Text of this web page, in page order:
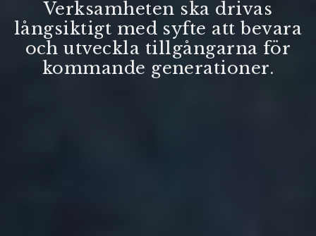
Verksamheten ska drivas
långsiktigt med syfte att bevara
och utveckla tillgångarna för
kommande generationer.